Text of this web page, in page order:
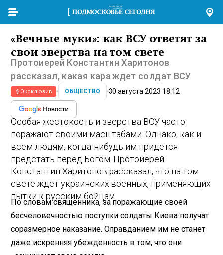
«Вечные муки»: как ВСУ ответят за
свои зверства на том свете
Протоиерей Константин Харитонов
рассказал, какая кара ждет солдат ВСУ
Эксклюзив ОБЩЕСТВО 30 августа 2023 18:12
Особая жестокость и зверства ВСУ часто
поражают своими масштабами. Однако, как и
всем людям, когда-нибудь им придется
предстать перед Богом. Протоиерей
Константин Харитонов рассказал, что на том
свете ждет украинских военных, применяющих
пытки к русским бойцам.
По словам священника, за поражающие своей
бесчеловечностью поступки солдаты Киева получат
соразмерное наказание. Оправданием им не станет
даже искренняя убежденность в том, что они